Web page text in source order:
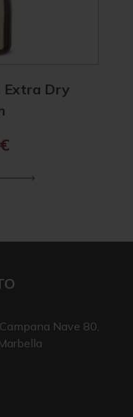
Extra Dry
€
Nave 80,